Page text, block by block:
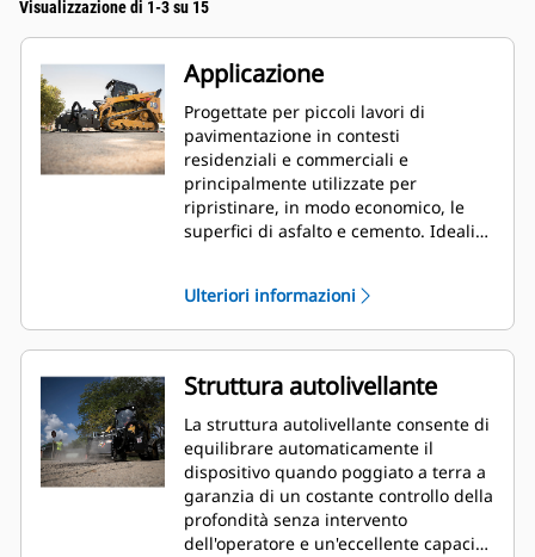
Visualizzazione di 1-3 su 15
Applicazione
Progettate per piccoli lavori di
pavimentazione in contesti
residenziali e commerciali e
principalmente utilizzate per
ripristinare, in modo economico, le
superfici di asfalto e cemento. Ideali
pavimentazione deteriorata e
rimuovere la segnaletica orizzontale,
possono essere utilizzate per lavori in
cui l'uso di fresatrici dedicate è
limitato.
Ulteriori informazioni
Struttura autolivellante
La struttura autolivellante consente di
equilibrare automaticamente il
dispositivo quando poggiato a terra a
garanzia di un costante controllo della
profondità senza intervento
dell'operatore e un'eccellente capacità